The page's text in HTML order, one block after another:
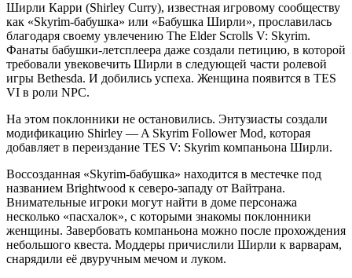
Ширли Карри (Shirley Curry), известная игровому сообществу
как «Skyrim-бабушка» или «Бабушка Ширли», прославилась
благодаря своему увлечению The Elder Scrolls V: Skyrim.
Фанаты бабушки-летсплеера даже создали петицию, в которой
требовали увековечить Ширли в следующей части ролевой
игры Bethesda. И добились успеха. Женщина появится в TES
VI в роли NPC.
На этом поклонники не остановились. Энтузиасты создали
модификацию Shirley — A Skyrim Follower Mod, которая
добавляет в переиздание TES V: Skyrim компаньона Ширли.
Воссозданная «Skyrim-бабушка» находится в местечке под
названием Brightwood к северо-западу от Вайтрана.
Внимательные игроки могут найти в доме персонажа
несколько «пасхалок», с которыми знакомы поклонники
женщины. Завербовать компаньона можно после прохождения
небольшого квеста. Моддеры причислили Ширли к варварам,
снарядили её двуручным мечом и луком.